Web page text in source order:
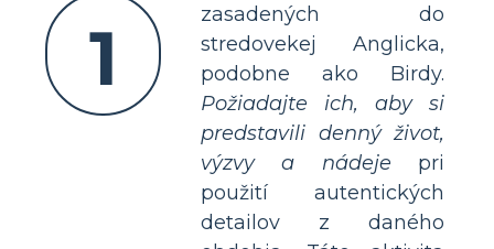
1
zasadených do
stredovekej Anglicka,
podobne ako Birdy.
Požiadajte ich, aby si
predstavili denný život,
výzvy a nádeje pri
použití autentických
detailov z daného